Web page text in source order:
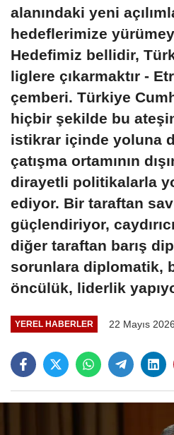
alanındaki yeni
hedeflerimize
Hedefimiz bellidir,
liglere çıkarmaktır -
çemberi. Türkiye
hiçbir şekilde bu
istikrar içinde yoluna
çatışma ortamının
dirayetli politikalarla
ediyor. Bir taraftan
güçlendiriyor,
diğer taraftan barış
sorunlara diplomatik,
öncülük, liderlik
YEREL HABERLER 22 Mayıs